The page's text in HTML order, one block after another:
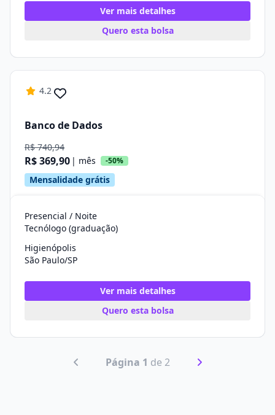
Ver mais detalhes
Quero esta bolsa
4.2
Banco de Dados
R$ 740,94
R$ 369,90 | mês -50%
Mensalidade grátis
Presencial / Noite
Tecnólogo (graduação)
Higienópolis
São Paulo/SP
Ver mais detalhes
Quero esta bolsa
Página 1 de 2